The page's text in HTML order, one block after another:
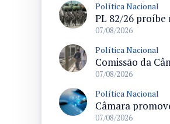
Política Nacional
07/08/2026
Política Nacional
07/08/2026
Política Nacional
07/08/2026